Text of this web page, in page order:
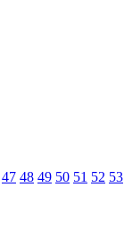
47 48 49 50 51 52 53